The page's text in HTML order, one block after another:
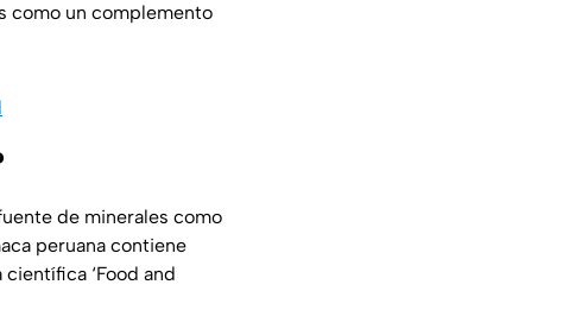
como un complemento
de minerales como
peruana contiene
‘Food and